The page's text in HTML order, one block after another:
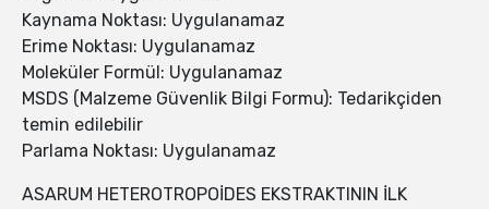
Kaynama Noktası: Uygulanamaz
Erime Noktası: Uygulanamaz
Moleküler Formül: Uygulanamaz
MSDS (Malzeme Güvenlik Bilgi Formu): Tedarikçiden
temin edilebilir
Parlama Noktası: Uygulanamaz
ASARUM HETEROTROPOİDES EKSTRAKTININ İLK